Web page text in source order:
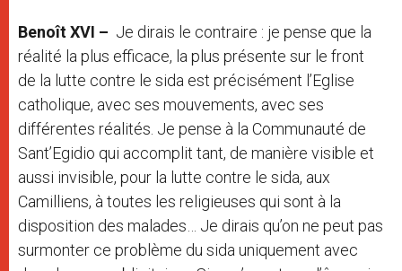
Benoît XVI – Je dirais le contraire : je pense que la
réalité la plus efficace, la plus présente sur le front
de la lutte contre le sida est précisément l’Eglise
catholique, avec ses mouvements, avec ses
différentes réalités. Je pense à la Communauté de
Sant’Egidio qui accomplit tant, de manière visible et
aussi invisible, pour la lutte contre le sida, aux
Camilliens, à toutes les religieuses qui sont à la
disposition des malades… Je dirais qu’on ne peut pas
surmonter ce problème du sida uniquement avec